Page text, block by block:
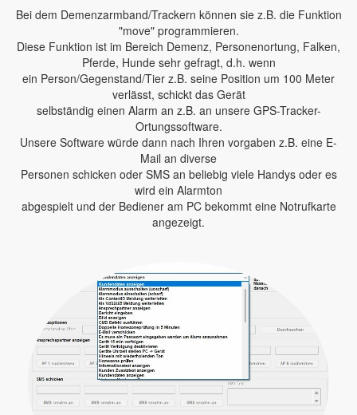
Bei dem Demenzarmband/Trackern können sie z.B. die Funktion
"move" programmieren.
Diese Funktion ist im Bereich Demenz, Personenortung, Falken,
Pferde, Hunde sehr gefragt, d.h. wenn
ein Person/Gegenstand/Tier z.B. seine Position um 100 Meter
verlässt, schickt das Gerät
selbständig einen Alarm an z.B. an unsere GPS-Tracker-
Ortungssoftware.
Unsere Software würde dann nach Ihren vorgaben z.B. eine E-
Mail an diverse
Personen schicken oder SMS an beliebig viele Handys oder es
wird ein Alarmton
abgespielt und der Bediener am PC bekommt eine Notrufkarte
angezeigt.